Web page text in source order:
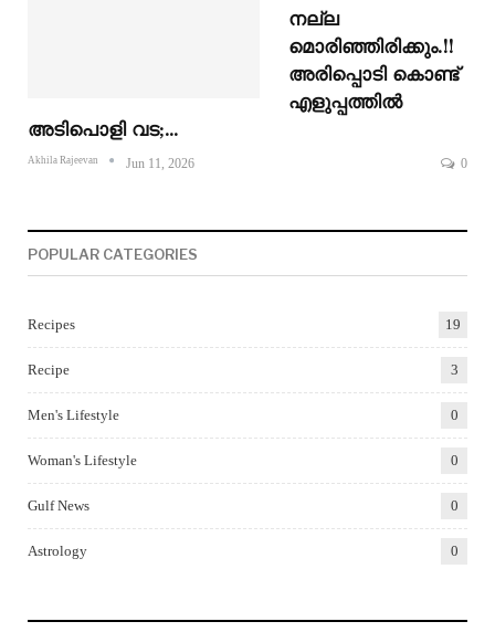
നല്ല
മൊരിഞ്ഞിരിക്കും.!!
അരിപ്പൊടി കൊണ്ട്
എളുപ്പത്തിൽ
അടിപൊളി വട;…
Akhila Rajeevan Jun 11, 2026 0
POPULAR CATEGORIES
Recipes 19
Recipe 3
Men's Lifestyle 0
Woman's Lifestyle 0
Gulf News 0
Astrology 0